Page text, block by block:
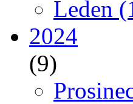
Leden
2024
(9)